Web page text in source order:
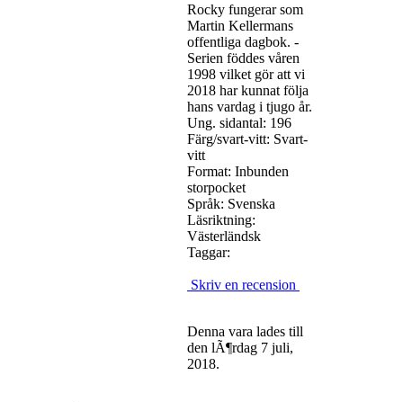
Rocky fungerar som
Martin Kellermans
offentliga dagbok. ­
Serien föddes våren
1998 vilket gör att vi
2018 har kunnat följa
hans vardag i tjugo år.
Ung. sidantal: 196
Färg/svart-vitt: Svart-
vitt
Format: Inbunden
storpocket
Språk: Svenska
Läsriktning:
Västerländsk
Taggar:
Skriv en recension
Denna vara lades till
den lÃ¶rdag 7 juli,
2018.